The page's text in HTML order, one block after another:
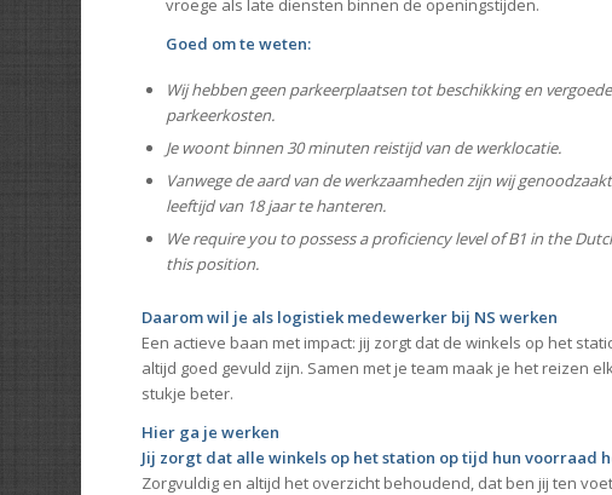
vroege als late diensten binnen de openingstijden.
Goed om te weten:
Wij hebben geen parkeerplaatsen tot beschikking en
parkeerkosten.
Je woont binnen 30 minuten reistijd van de werklocatie.
Vanwege de aard van de werkzaamheden zijn wij
leeftijd van 18 jaar te hanteren.
We require you to possess a proficiency level of B1 in the
this position.
Daarom wil je als logistiek medewerker bij NS werken
Een actieve baan met impact: jij zorgt dat de winkels op het
altijd goed gevuld zijn. Samen met je team maak je het reizen
stukje beter.
Hier ga je werken
Jij zorgt dat alle winkels op het station op tijd hun voorraad
Zorgvuldig en altijd het overzicht behoudend, dat ben jij ten